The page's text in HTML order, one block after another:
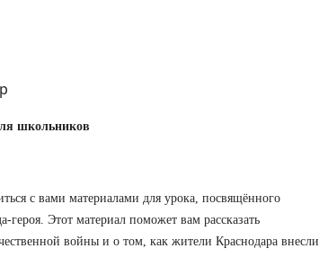
школьников
с вами материалами для урока, посвящённого
героя. Этот материал поможет вам рассказать
войны и о том, как жители Краснодара внесли